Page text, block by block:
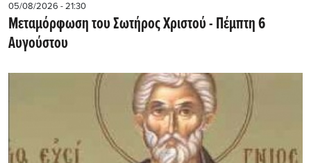
05/08/2026 - 21:30
Μεταμόρφωση του Σωτήρος Χριστού - Πέμπτη 6
Αυγούστου